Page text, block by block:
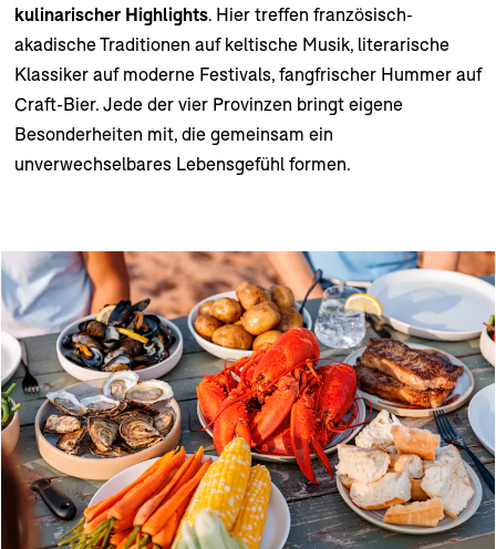
kulinarischer Highlights. Hier treffen französisch-
akadische Traditionen auf keltische Musik, literarische
Klassiker auf moderne Festivals, fangfrischer Hummer auf
Craft-Bier. Jede der vier Provinzen bringt eigene
Besonderheiten mit, die gemeinsam ein
unverwechselbares Lebensgefühl formen.